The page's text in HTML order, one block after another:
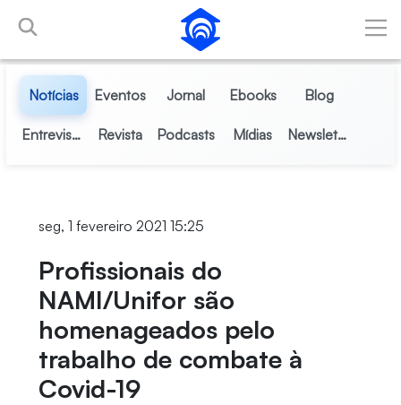
Pular para o Conteúdo principal
Notícias Eventos Jornal Ebooks Blog
Entrevistas Revista Podcasts Mídias Newsletter
seg, 1 fevereiro 2021 15:25
Profissionais do
NAMI/Unifor são
homenageados pelo
trabalho de combate à
Covid-19